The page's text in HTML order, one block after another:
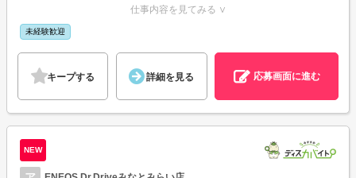
仕事内容を見てみる ∨
未経験歓迎
キープする 詳細を見る 応募画面に進む
NEW